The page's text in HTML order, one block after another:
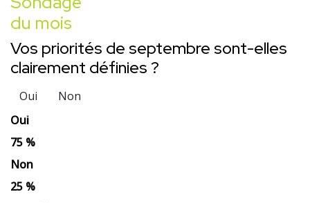
du mois
Vos priorités de septembre sont-elles
clairement définies ?
Oui
Non
Oui
75 %
Non
25 %